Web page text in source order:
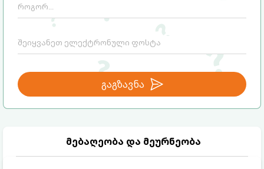
გაგზავნა
მებაღეობა და მეურნეობა